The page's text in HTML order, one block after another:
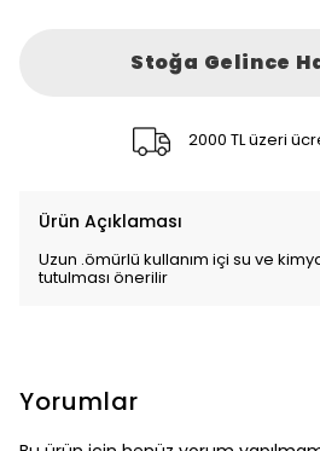
Stoğa Gelince
2000 TL üzeri
Ürün Açıklaması
Uzun .ömürlü kullanım içi su ve
tutulması önerilir
Yorumlar